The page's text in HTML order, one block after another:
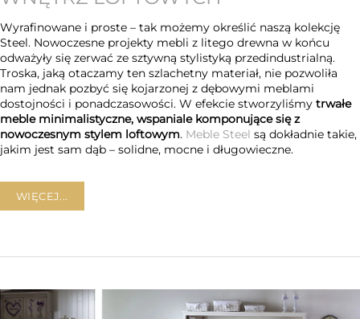
Wyrafinowane i proste – tak możemy określić naszą kolekcję
Steel. Nowoczesne projekty mebli z litego drewna w końcu
odważyły się zerwać ze sztywną stylistyką przedindustrialną.
Troska, jaką otaczamy ten szlachetny materiał, nie pozwoliła
nam jednak pozbyć się kojarzonej z dębowymi meblami
dostojności i ponadczasowości. W efekcie stworzyliśmy trwałe
meble minimalistyczne, wspaniale komponujące się z
nowoczesnym stylem loftowym. Meble Steel są dokładnie takie,
jakim jest sam dąb – solidne, mocne i długowieczne.
WIĘCEJ...